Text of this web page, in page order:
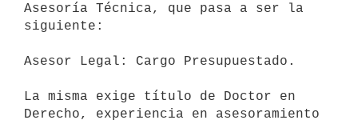
Asesoría Técnica, que pasa a ser la
siguiente:
Asesor Legal: Cargo Presupuestado.
La misma exige título de Doctor en
Derecho, experiencia en asesoramiento